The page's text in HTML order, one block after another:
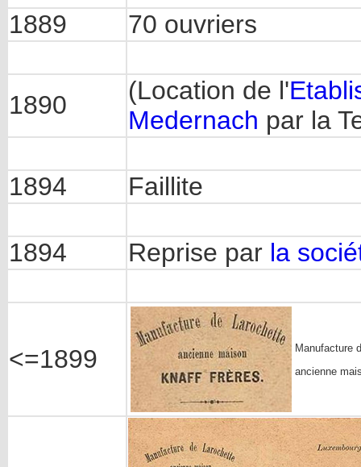
1889 70 ouvriers
1890 (Location de l'
Medernach par la
1894 Faillite
1894 Reprise par la
<=1899
Manufacture
ancienne